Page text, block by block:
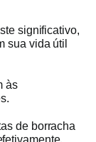
significativo,
sua vida útil
às
de borracha